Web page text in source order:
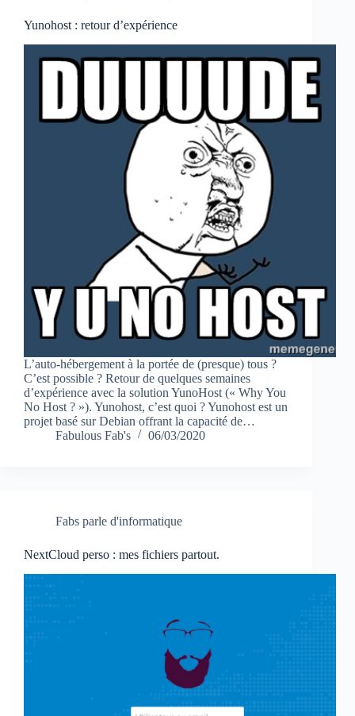
Yunohost : retour d’expérience
L’auto-hébergement à la portée de (presque) tous ?
C’est possible ? Retour de quelques semaines
d’expérience avec la solution YunoHost (« Why You
No Host ? »). Yunohost, c’est quoi ? Yunohost est un
projet basé sur Debian offrant la capacité de…
Fabulous Fab's
06/03/2020
Fabs parle d'informatique
NextCloud perso : mes fichiers partout.